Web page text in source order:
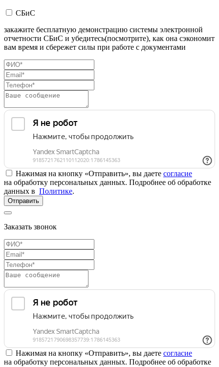
СБиС
закажите бесплатную демонстрацию системы электронной
отчетности СБиС и убедитесь(посмотрите), как она сэкономит
вам время и сбережет силы при работе с документами
Нажимая на кнопку «Отправить», вы даете согласие
на обработку персональных данных. Подробнее об обработке
данных в Политике.
Отправить
Заказать звонок
Нажимая на кнопку «Отправить», вы даете согласие
на обработку персональных данных. Подробнее об обработке